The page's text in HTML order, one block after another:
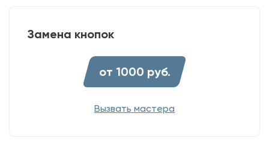
Замена кнопок
от 1000 руб.
Вызвать мастера